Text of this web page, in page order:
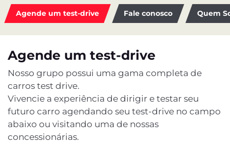
Fale conosco Quem
Agende um test-drive
Agende um test-drive
Nosso grupo possui uma gama completa de
carros test drive.
Vivencie a experiência de dirigir e testar seu
futuro carro agendando seu test-drive no campo
abaixo ou visitando uma de nossas
concessionárias.